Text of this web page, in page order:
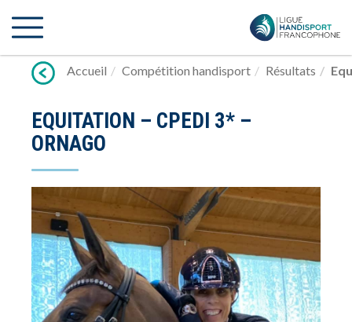
vers
Accueil
Compétition handisport Résultats
EQUITATION – CPEDI 3* –
ORNAGO